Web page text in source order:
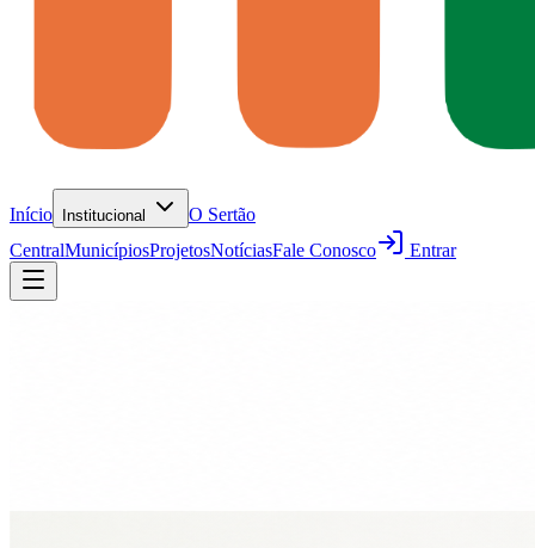
Início Institucional
O Sertão
CentralMunicípiosProjetosNotíciasFale Conosco Entrar